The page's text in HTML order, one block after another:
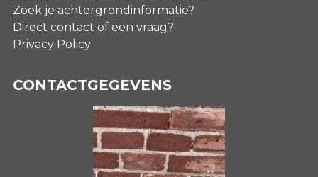
Zoek je achtergrondinformatie?
Direct contact of een vraag?
Privacy Policy
CONTACTGEGEVENS